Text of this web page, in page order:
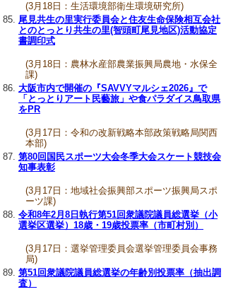
(3月18日：生活環境部衛生環境研究所)
尾見共生の里実行委員会と住友生命保険相互会社
とのとっとり共生の里(智頭町尾見地区)活動協定
書調印式
(3月18日：農林水産部農業振興局農地・水保全
課)
大阪市内で開催の『SAVVYマルシェ2026』で
「とっとりアート民藝旅」や食パラダイス鳥取県
をPR
(3月17日：令和の改新戦略本部政策戦略局関西
本部)
第80回国民スポーツ大会冬季大会スケート競技会
知事表彰
(3月17日：地域社会振興部スポーツ振興局スポ
ーツ課)
令和8年2月8日執行第51回衆議院議員総選挙（小
選挙区選挙）18歳・19歳投票率（市町村別）
(3月17日：選挙管理委員会選挙管理委員会事務
局)
第51回衆議院議員総選挙の年齢別投票率（抽出調
査）